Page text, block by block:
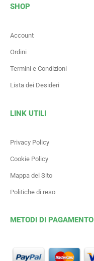
SHOP
Account
Ordini
Termini e Condizioni
Lista dei Desideri
LINK UTILI
Privacy Policy
Cookie Policy
Mappa del Sito
Politiche di reso
METODI DI PAGAMENTO